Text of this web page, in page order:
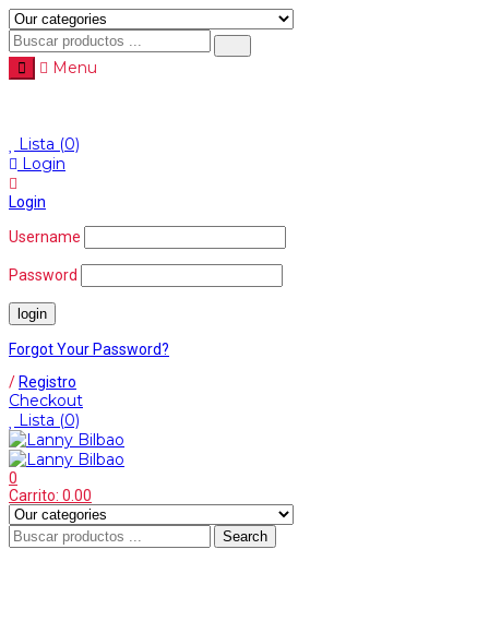
Menu
Lista (0)
Login
Login
Username
Password
Forgot Your Password?
/ Registro
Checkout
Lista (0)
0
Carrito: 0.00
Search